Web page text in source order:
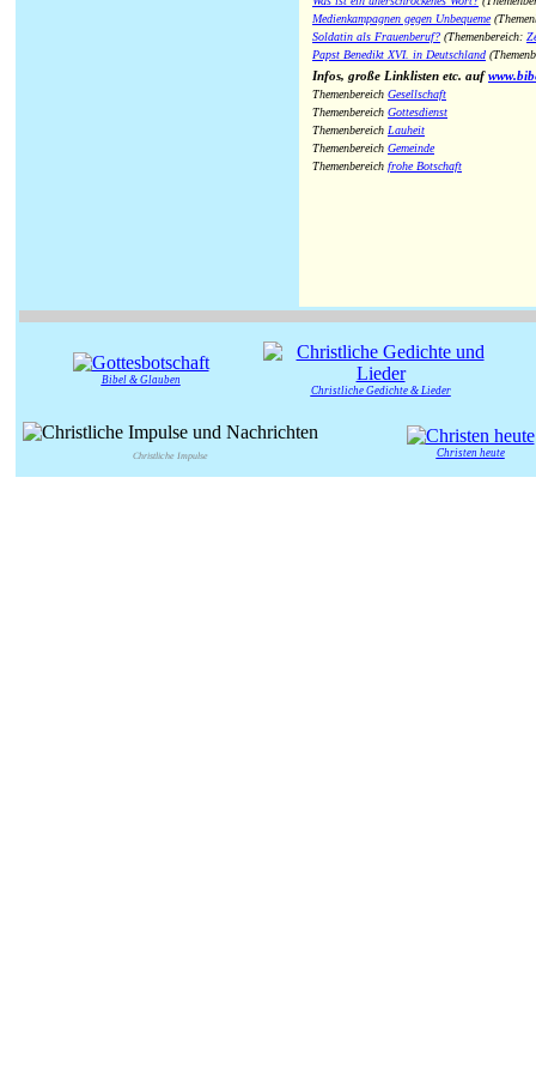
Medienkampagnen gegen Unbequeme
Soldatin als Frauenberuf? (Themenbereich:
Papst Benedikt XVI. in Deutschland
Infos, große Linklisten etc. auf
Themenbereich Gesellschaft
Themenbereich Gottesdienst
Themenbereich Lauheit
Themenbereich Gemeinde
Themenbereich frohe Botschaft
Bibel & Glauben
Christliche Gedichte & Lieder
Christliche Impulse Christen heute